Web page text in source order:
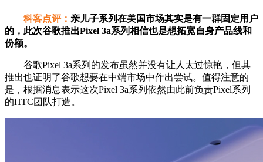
科客点评： 亲儿子系列在美国市场其实是有一群固定用户
的，此次谷歌推出Pixel 3a系列相信也是想拓宽自身产品线和
份额。
谷歌Pixel 3a系列的发布虽然并没有让人太过惊艳，但其
推出也证明了谷歌想要在中端市场中作出尝试。值得注意的
是，根据消息表示这次Pixel 3a系列依然由此前负责Pixel系列
的HTC团队打造。